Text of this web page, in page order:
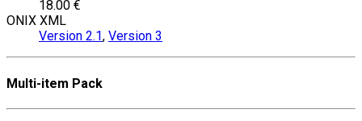
18.00 €
ONIX XML
Version 2.1, Version 3
Multi-item Pack